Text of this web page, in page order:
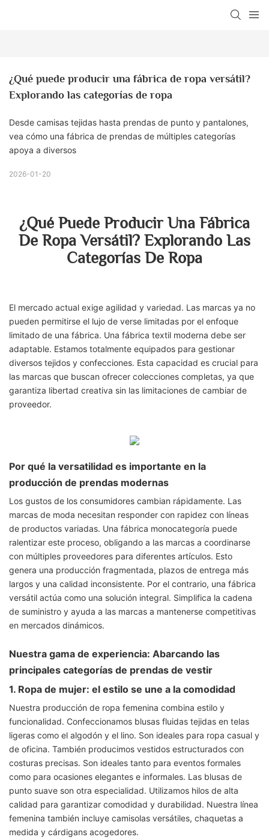
¿Qué puede producir una fábrica de ropa versátil?
Explorando las categorías de ropa
Desde camisas tejidas hasta prendas de punto y pantalones,
vea cómo una fábrica de prendas de múltiples categorías
apoya a diversos
2026-01-20
¿Qué Puede Producir Una Fábrica
De Ropa Versátil? Explorando Las
Categorías De Ropa
El mercado actual exige agilidad y variedad. Las marcas ya no
pueden permitirse el lujo de verse limitadas por el enfoque
limitado de una fábrica. Una fábrica textil moderna debe ser
adaptable. Estamos totalmente equipados para gestionar
diversos tejidos y confecciones. Esta capacidad es crucial para
las marcas que buscan ofrecer colecciones completas, ya que
garantiza libertad creativa sin las limitaciones de cambiar de
proveedor.
Por qué la versatilidad es importante en la
producción de prendas modernas
Los gustos de los consumidores cambian rápidamente. Las
marcas de moda necesitan responder con rapidez con líneas
de productos variadas. Una fábrica monocategoría puede
ralentizar este proceso, obligando a las marcas a coordinarse
con múltiples proveedores para diferentes artículos. Esto
genera una producción fragmentada, plazos de entrega más
largos y una calidad inconsistente. Por el contrario, una fábrica
versátil actúa como una solución integral. Simplifica la cadena
de suministro y ayuda a las marcas a mantenerse competitivas
en mercados dinámicos.
Nuestra gama de experiencia: Abarcando las
principales categorías de prendas de vestir
1. Ropa de mujer: el estilo se une a la comodidad
Nuestra producción de ropa femenina combina estilo y
funcionalidad. Confeccionamos blusas fluidas tejidas en telas
ligeras como el algodón y el lino. Son ideales para ropa casual y
de oficina. También producimos vestidos estructurados con
costuras precisas. Son ideales tanto para eventos formales
como para ocasiones elegantes e informales. Las blusas de
punto suave son otra especialidad. Utilizamos hilos de alta
calidad para garantizar comodidad y durabilidad. Nuestra línea
femenina también incluye camisolas versátiles, chaquetas a
medida y cárdigans acogedores.